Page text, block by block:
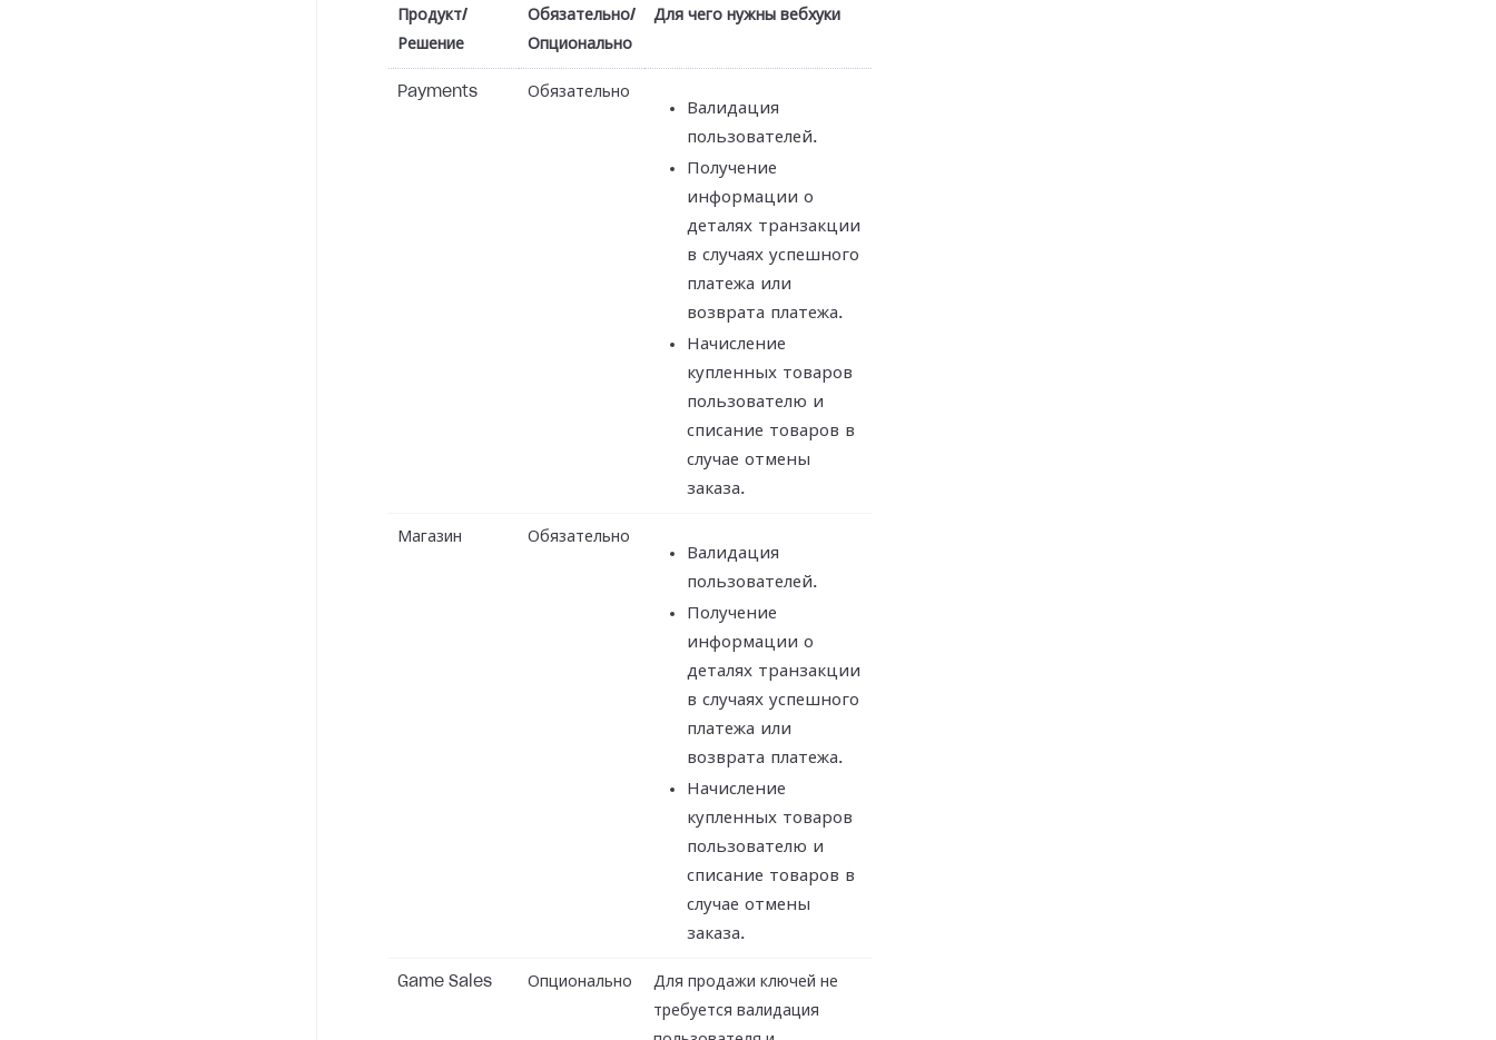
Продукт/
Решение
Обязательно/
Опционально
Для чего нужны вебхуки
Payments Обязательно
Валидация
пользователей.
Получение
информации о
деталях транзакции
в случаях успешного
платежа или
возврата платежа.
Начисление
купленных товаров
пользователю и
списание товаров в
случае отмены
заказа.
Магазин Обязательно
Валидация
пользователей.
Получение
информации о
деталях транзакции
в случаях успешного
платежа или
возврата платежа.
Начисление
купленных товаров
пользователю и
списание товаров в
случае отмены
заказа.
Game Sales Опционально
Для продажи ключей не
требуется валидация